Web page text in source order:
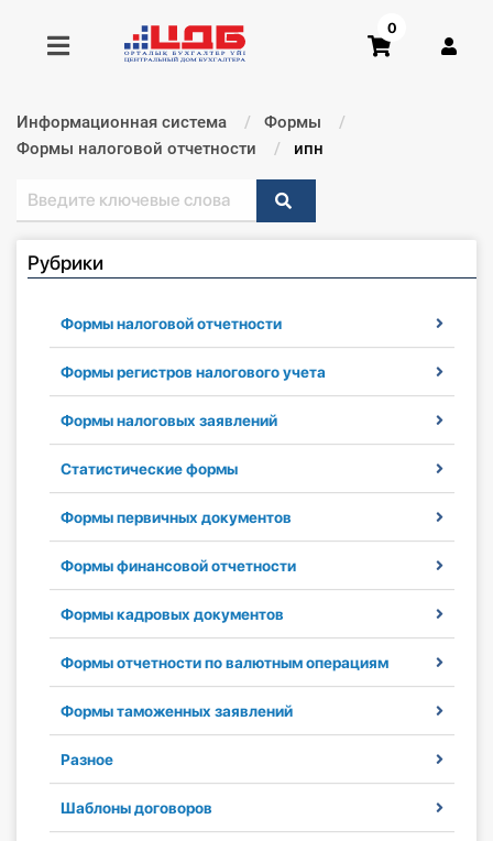
Получить консультацию
Купить доступ
Главная ИС
Формы
Консультации
Правовая база
Библиотека бухгалтера
Инструменты
Вебинары
Справочник бухгалтера
Участник ВЭД
Практика ИП
Кадры. Труд. Зарплата.
0
Информационная система
Формы
Формы налоговой отчетности
Текущий:
ипн
Рубрики
Формы налоговой отчетности
Формы регистров налогового учета
Формы налоговых заявлений
Статистические формы
Формы первичных документов
Формы финансовой отчетности
Формы кадровых документов
Формы отчетности по валютным операциям
Формы таможенных заявлений
Разное
Шаблоны договоров